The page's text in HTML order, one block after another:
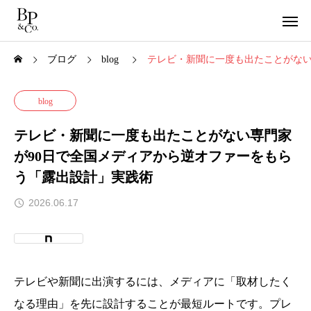
ブログ blog テレビ・新聞に一度も出たことがな
blog
テレビ・新聞に一度も出たことがない専門家
が90日で全国メディアから逆オファーをもら
う「露出設計」実践術
2026.06.17
テレビや新聞に出演するには、メディアに「取材したく
なる理由」を先に設計することが最短ルートです。プレ